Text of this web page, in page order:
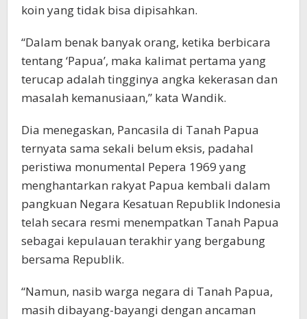
koin yang tidak bisa dipisahkan.
“Dalam benak banyak orang, ketika berbicara
tentang ‘Papua’, maka kalimat pertama yang
terucap adalah tingginya angka kekerasan dan
masalah kemanusiaan,” kata Wandik.
Dia menegaskan, Pancasila di Tanah Papua
ternyata sama sekali belum eksis, padahal
peristiwa monumental Pepera 1969 yang
menghantarkan rakyat Papua kembali dalam
pangkuan Negara Kesatuan Republik Indonesia
telah secara resmi menempatkan Tanah Papua
sebagai kepulauan terakhir yang bergabung
bersama Republik.
“Namun, nasib warga negara di Tanah Papua,
masih dibayang-bayangi dengan ancaman